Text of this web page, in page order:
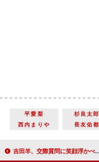
平愛梨 杉良太郎
西内まりや
長友佑都
吉田羊、交際質問に笑顔浮かべるも無言 小松菜奈「お姉ちゃんのように仲良く接した」